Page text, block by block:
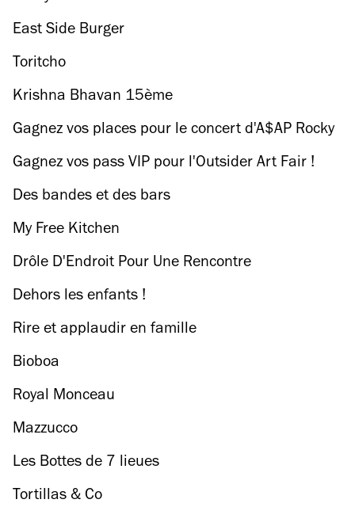
East Side Burger
Toritcho
Krishna Bhavan 15ème
Gagnez vos places pour le concert d'A$AP Rocky
& Wiz Khalifa !
Gagnez vos pass VIP pour l'Outsider Art Fair !
Des bandes et des bars
My Free Kitchen
Drôle D'Endroit Pour Une Rencontre
Dehors les enfants !
Rire et applaudir en famille
Bioboa
Royal Monceau
Mazzucco
Les Bottes de 7 lieues
Tortillas & Co